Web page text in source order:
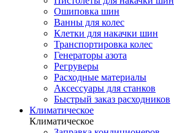
Ошиповка шин
Ванны для колес
Клетки для накачки шин
Транспортировка колес
Генераторы азота
Регруверы
Расходные материалы
Аксессуары для станков
Быстрый заказ расходников
Климатическое
Климатическое